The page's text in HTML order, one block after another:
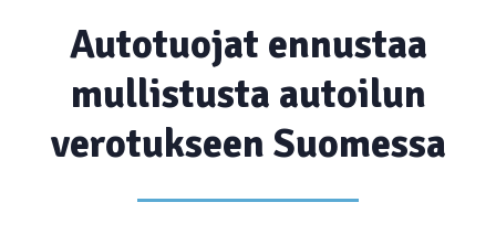
Autotuojat ennustaa
mullistusta autoilun
verotukseen Suomessa